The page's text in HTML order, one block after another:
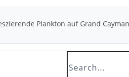
Plankton auf Grand